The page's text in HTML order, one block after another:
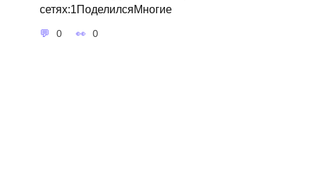
сетях:1ПоделилсяМногие
0 0